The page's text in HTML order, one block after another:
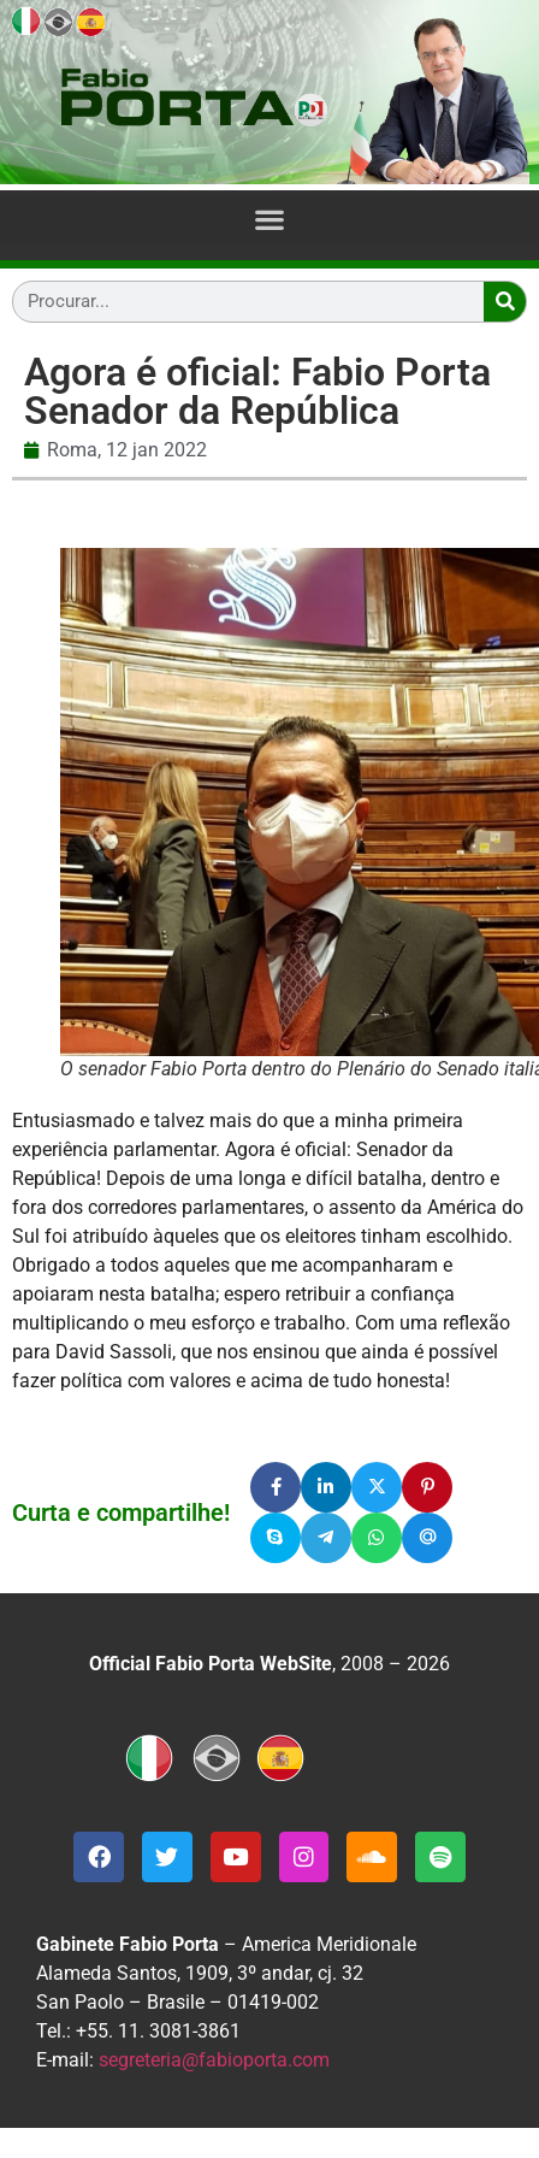
Agora é oficial: Fabio Porta
Senador da República
Roma, 12 jan 2022
O senador Fabio Porta dentro do Plenário do Senado
Entusiasmado e talvez mais do que a minha primeira
experiência parlamentar. Agora é oficial: Senador da
República! Depois de uma longa e difícil batalha, dentro e
fora dos corredores parlamentares, o assento da América do
Sul foi atribuído àqueles que os eleitores tinham escolhido.
Obrigado a todos aqueles que me acompanharam e
apoiaram nesta batalha; espero retribuir a confiança
multiplicando o meu esforço e trabalho. Com uma reflexão
para David Sassoli, que nos ensinou que ainda é possível
fazer política com valores e acima de tudo honesta!
Curta e compartilhe!
Official Fabio Porta WebSite, 2008 – 2026
Gabinete Fabio Porta – America Meridionale
Alameda Santos, 1909, 3º andar, cj. 32
San Paolo – Brasile – 01419-002
Tel.: +55. 11. 3081-3861
E-mail: segreteria@fabioporta.com